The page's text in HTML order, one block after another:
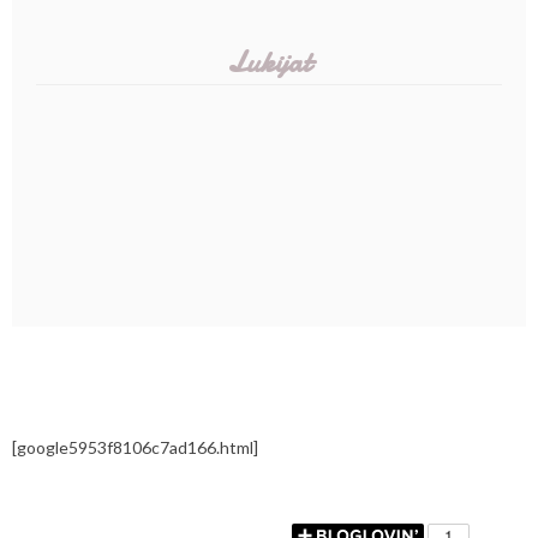
Lukijat
[google5953f8106c7ad166.html]